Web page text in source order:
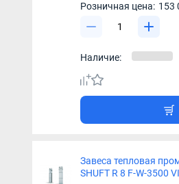
Розничная цена: 153
Наличие:
Завеса тепловая
SHUFT R 8 F-W-3500